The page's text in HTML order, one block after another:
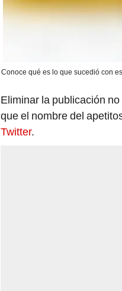
Conoce qué es lo que sucedió con
Eliminar la publicación
que el nombre del
Twitter.